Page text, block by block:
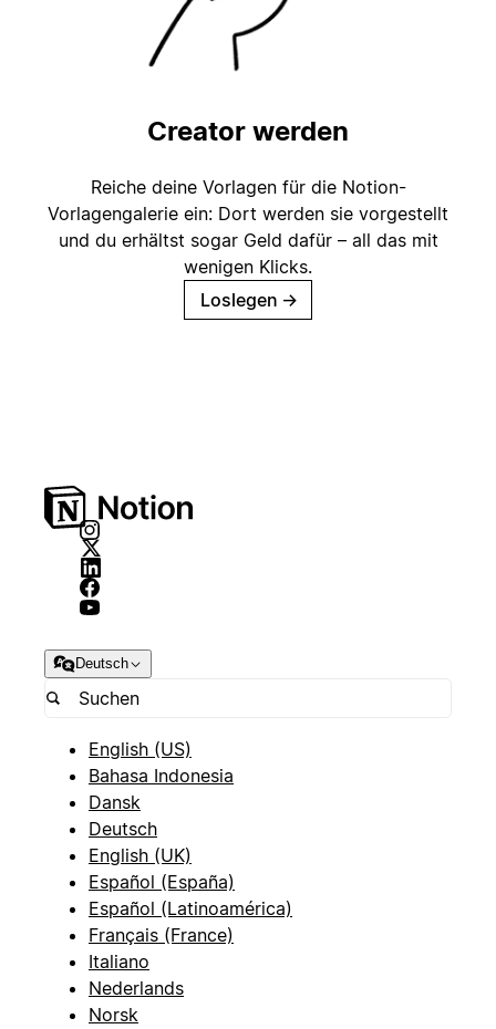
Creator werden
Reiche deine Vorlagen für die Notion-
Vorlagengalerie ein: Dort werden sie vorgestellt
und du erhältst sogar Geld dafür – all das mit
wenigen Klicks.
Loslegen →
Deutsch
English (US)
Bahasa Indonesia
Dansk
Deutsch
English (UK)
Español (España)
Español (Latinoamérica)
Français (France)
Italiano
Nederlands
Norsk